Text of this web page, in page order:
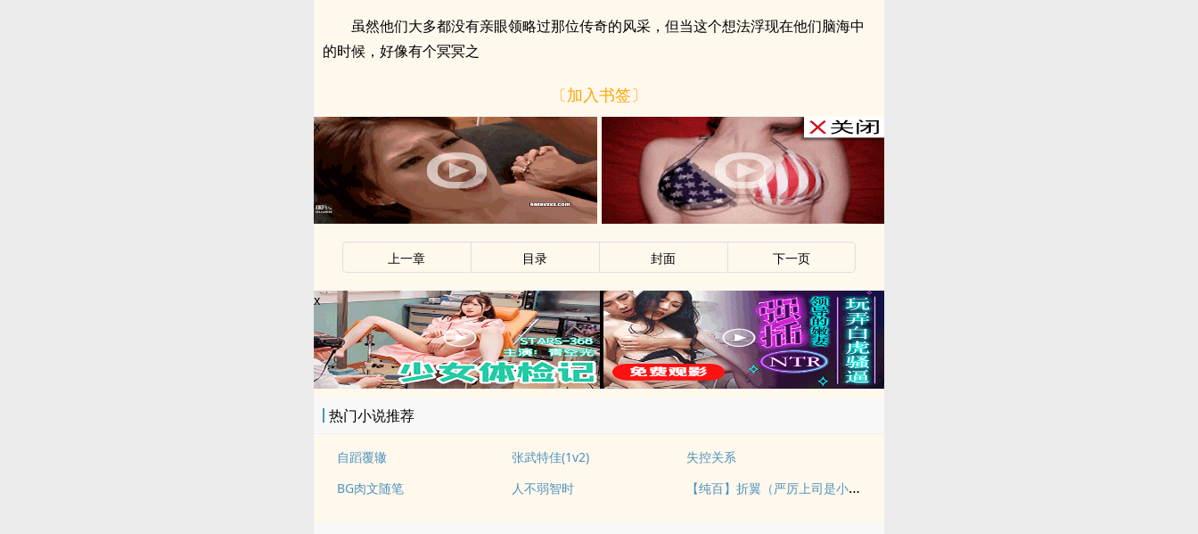
虽然他们大多都没有亲眼领略过那位传奇的风采，但当这个想法浮现在他们脑海中
的时候，好像有个冥冥之
〔加入书签〕
x
上一章 目录 封面 下一页
x
热门小说推荐
自蹈覆辙 张武特佳(1v2)
失控关系
BG肉文随笔
人不弱智时 【纯百】折翼（严厉上司是小鸟）